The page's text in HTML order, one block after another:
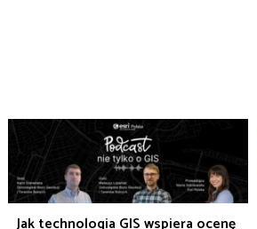
Jak technologia GIS wspiera ocenę